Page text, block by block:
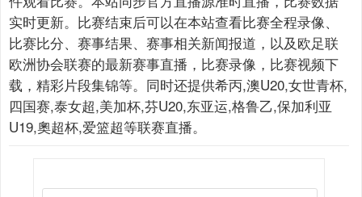
实时更新。比赛结束后可以在本站查看比赛全程录像、
比赛比分、赛事结果、赛事相关新闻报道，以及欧足联
欧洲协会联赛的最新赛事直播，比赛录像，比赛视频下
载，精彩片段集锦等。同时还提供希丙,澳U20,女世青杯,
四国赛,泰女超,美加杯,芬U20,东亚运,格鲁乙,保加利亚
U19,奧超杯,爱篮超等联赛直播。